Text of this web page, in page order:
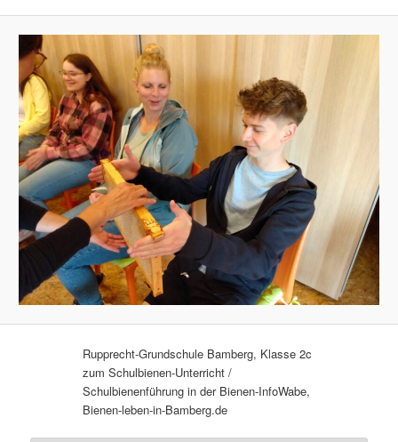
Rupprecht-Grundschule Bamberg, Klasse 2c
zum Schulbienen-Unterricht /
Schulbienenführung in der Bienen-InfoWabe,
Bienen-leben-in-Bamberg.de